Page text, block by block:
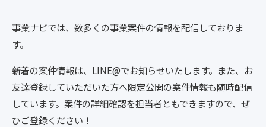
事業ナビでは、数多くの事業案件の情報を配信しておりま
す。
新着の案件情報は、LINE@でお知らせいたします。また、お
友達登録していただいた方へ限定公開の案件情報も随時配信
しています。案件の詳細確認を担当者ともできますので、ぜ
ひご登録ください！